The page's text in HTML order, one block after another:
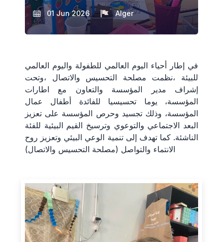
01 Jun 2026 Alger
في إطار أحياء اليوم العالمي للطفولة واليوم العالمي
للبيئة ،نظمت مصلحة التحسيس والاتصال ،وتحت
إشراف مدير المؤسسة والتعاون مع اطارات
المؤسسة، يوما تحسيسيا للفائدة أطفال عمال
المؤسسة، وذلك تجسيد وحرص المؤسسة على تعزيز
البعد الاجتماعي والتوعوي وترسيخ القيم البيئية للفئة
الناشئة. كما تهدف إلى تنمية الوعي البيئي وتعزيز روح
الانتماء والتواصل (مصلحة التحسيس والاتصال)